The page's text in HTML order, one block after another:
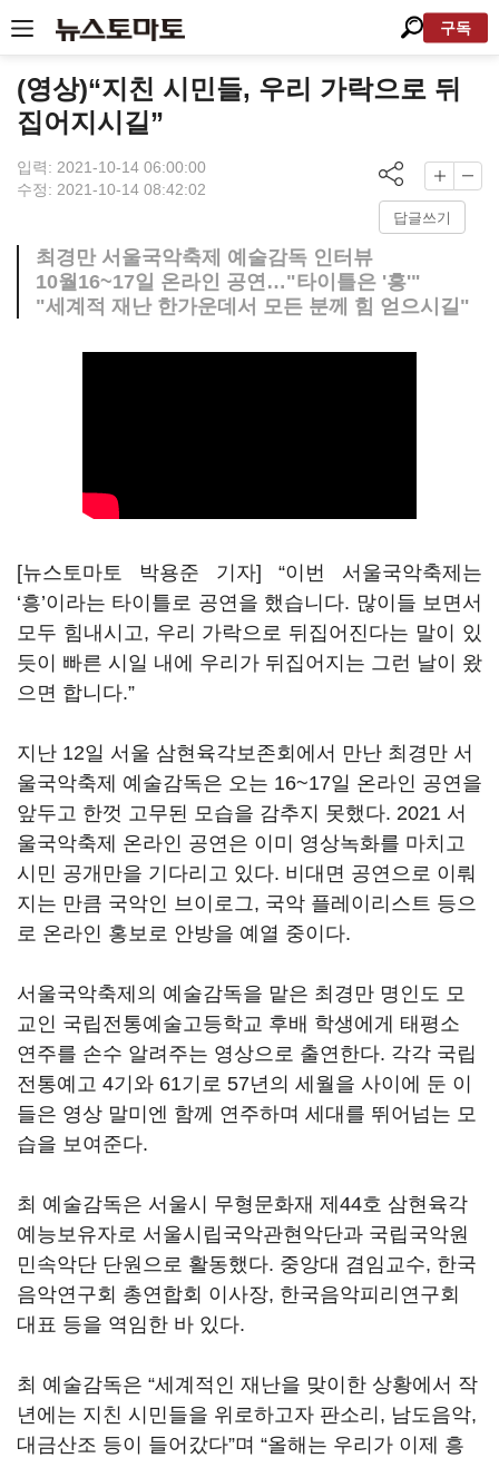
구독
(영상)“지친 시민들, 우리 가락으로 뒤
집어지시길”
입력: 2021-10-14 06:00:00
수정: 2021-10-14 08:42:02
답글쓰기
최경만 서울국악축제 예술감독 인터뷰
10월16~17일 온라인 공연…"타이틀은 '흥'"
"세계적 재난 한가운데서 모든 분께 힘 얻으시길"
[뉴스토마토 박용준 기자] “이번 서울국악축제는
‘흥’이라는 타이틀로 공연을 했습니다. 많이들 보면서
모두 힘내시고, 우리 가락으로 뒤집어진다는 말이 있
듯이 빠른 시일 내에 우리가 뒤집어지는 그런 날이 왔
으면 합니다.”
지난 12일 서울 삼현육각보존회에서 만난 최경만 서
울국악축제 예술감독은 오는 16~17일 온라인 공연을
앞두고 한껏 고무된 모습을 감추지 못했다. 2021 서
울국악축제 온라인 공연은 이미 영상녹화를 마치고
시민 공개만을 기다리고 있다. 비대면 공연으로 이뤄
지는 만큼 국악인 브이로그, 국악 플레이리스트 등으
로 온라인 홍보로 안방을 예열 중이다.
서울국악축제의 예술감독을 맡은 최경만 명인도 모
교인 국립전통예술고등학교 후배 학생에게 태평소
연주를 손수 알려주는 영상으로 출연한다. 각각 국립
전통예고 4기와 61기로 57년의 세월을 사이에 둔 이
들은 영상 말미엔 함께 연주하며 세대를 뛰어넘는 모
습을 보여준다.
최 예술감독은 서울시 무형문화재 제44호 삼현육각
예능보유자로 서울시립국악관현악단과 국립국악원
민속악단 단원으로 활동했다. 중앙대 겸임교수, 한국
음악연구회 총연합회 이사장, 한국음악피리연구회
대표 등을 역임한 바 있다.
최 예술감독은 “세계적인 재난을 맞이한 상황에서 작
년에는 지친 시민들을 위로하고자 판소리, 남도음악,
대금산조 등이 들어갔다”며 “올해는 우리가 이제 흥